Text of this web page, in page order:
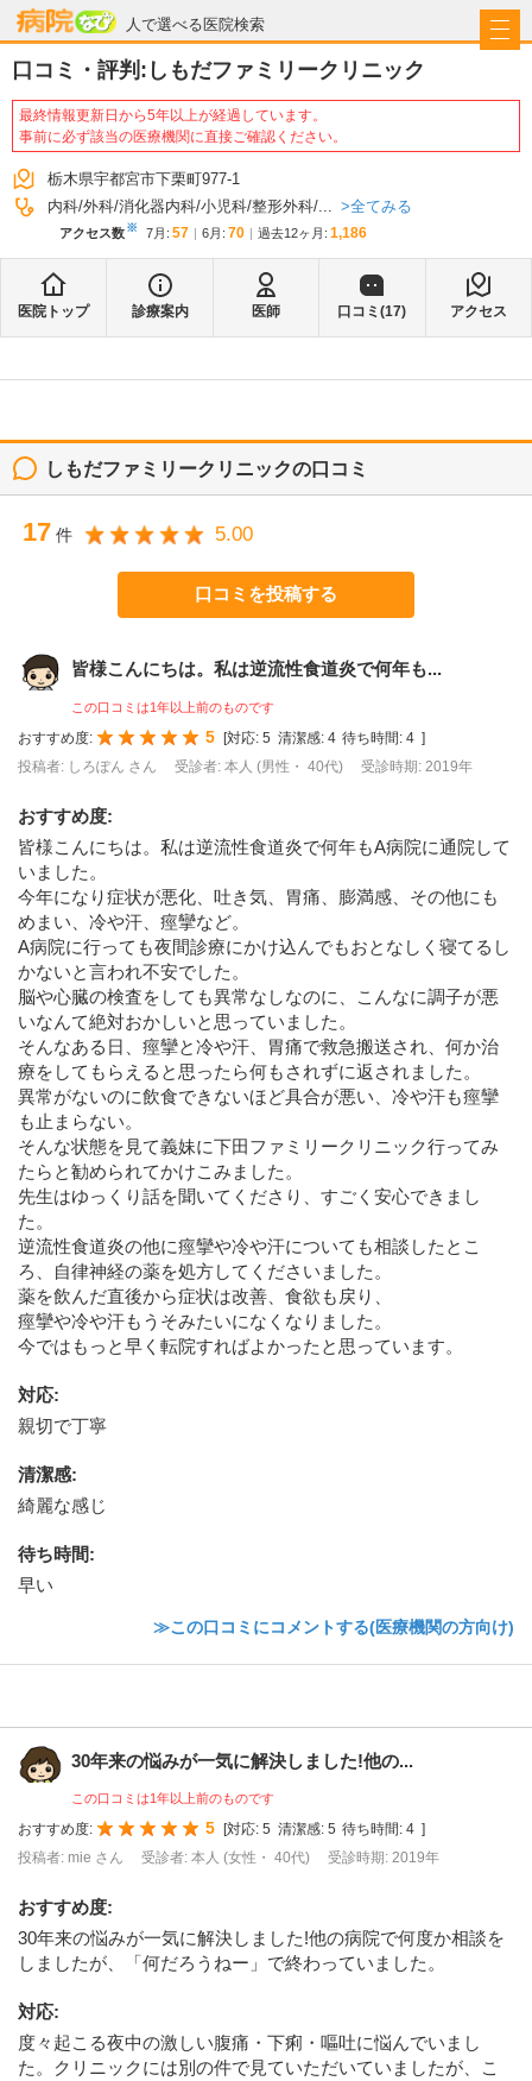
人で選べる医院検索
病院なび
口コミ・評判: しもだファミリークリニック
最終情報更新日から5年以上が経過しています。
事前に必ず該当の医療機関に直接ご確認ください。
栃木県宇都宮市下栗町977-1
内科 外科 消化器内科 小児科 整形外科 ... 全てみる
アクセス数※ 7月 : 57 6月 : 70 過去12ヶ月: 1,186
医院トップ 診療案内 医師 口コミ(17) アクセス
しもだファミリークリニックの口コミ
17 件 5.00
口コミを投稿する
皆様こんにちは。私は逆流性食道炎で何年も...
この口コミは1年以上前のものです
おすすめ度: 5 [対応: 5 清潔感: 4 待ち時間: 4 ]
投稿者: しろぽん さん
受診者: 本人 (男性・ 40代) 受診時期: 2019年
おすすめ度:
皆様こんにちは。私は逆流性食道炎で何年もA病院に通院して
いました。
今年になり症状が悪化、吐き気、胃痛、膨満感、その他にも
めまい、冷や汗、痙攣など。
A病院に行っても夜間診療にかけ込んでもおとなしく寝てるし
かないと言われ不安でした。
脳や心臓の検査をしても異常なしなのに、こんなに調子が悪
いなんて絶対おかしいと思っていました。
そんなある日、痙攣と冷や汗、胃痛で救急搬送され、何か治
療をしてもらえると思ったら何もされずに返されました。
異常がないのに飲食できないほど具合が悪い、冷や汗も痙攣
も止まらない。
そんな状態を見て義妹に下田ファミリークリニック行ってみ
たらと勧められてかけこみました。
先生はゆっくり話を聞いてくださり、すごく安心できまし
た。
逆流性食道炎の他に痙攣や冷や汗についても相談したとこ
ろ、自律神経の薬を処方してくださいました。
薬を飲んだ直後から症状は改善、食欲も戻り、
痙攣や冷や汗もうそみたいになくなりました。
今ではもっと早く転院すればよかったと思っています。
対応:
親切で丁寧
清潔感:
綺麗な感じ
待ち時間:
早い
≫この口コミにコメントする(医療機関の方向け)
30年来の悩みが一気に解決しました!他の...
この口コミは1年以上前のものです
おすすめ度: 5 対応: 5 清潔感: 5 待ち時間: 4
投稿者: mie さん
受診者: 本人 (女性・ 40代) 受診時期: 2019年
おすすめ度:
30年来の悩みが一気に解決しました!他の病院で何度か相談を
しましたが、「何だろうねー」で終わっていました。
対応:
度々起こる夜中の激しい腹痛・下痢・嘔吐に悩んでいまし
た。クリニックには別の件で見ていただいていましたが、こ